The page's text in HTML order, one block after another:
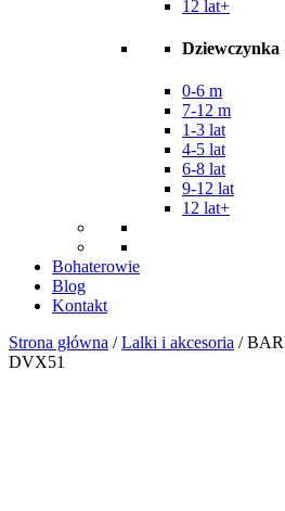
12 lat+
Dziewczynka
0-6 m
7-12 m
1-3 lat
4-5 lat
6-8 lat
9-12 lat
12 lat+
Bohaterowie
Blog
Kontakt
Strona główna /Lalki i akcesoria /
DVX51